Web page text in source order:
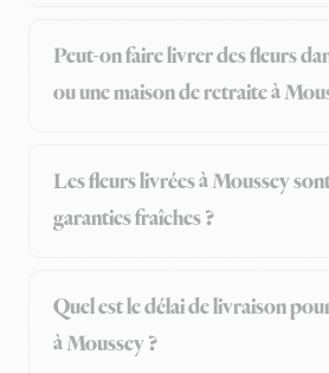
Peut-on faire livrer des fleurs
ou une maison de retraite à
Les fleurs livrées à Moussey
garanties fraîches ?
Quel est le délai de livraison
à Moussey ?